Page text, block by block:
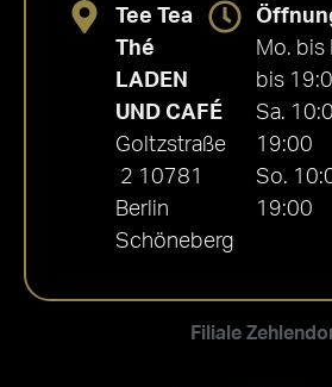
Filiale
Tee Tea
Thé
LADEN
UND CAFÉ
Goltzstraße
2 10781
Berlin
Schöneberg
Mo. bis
bis
Sa.
19:00
So.
19:00